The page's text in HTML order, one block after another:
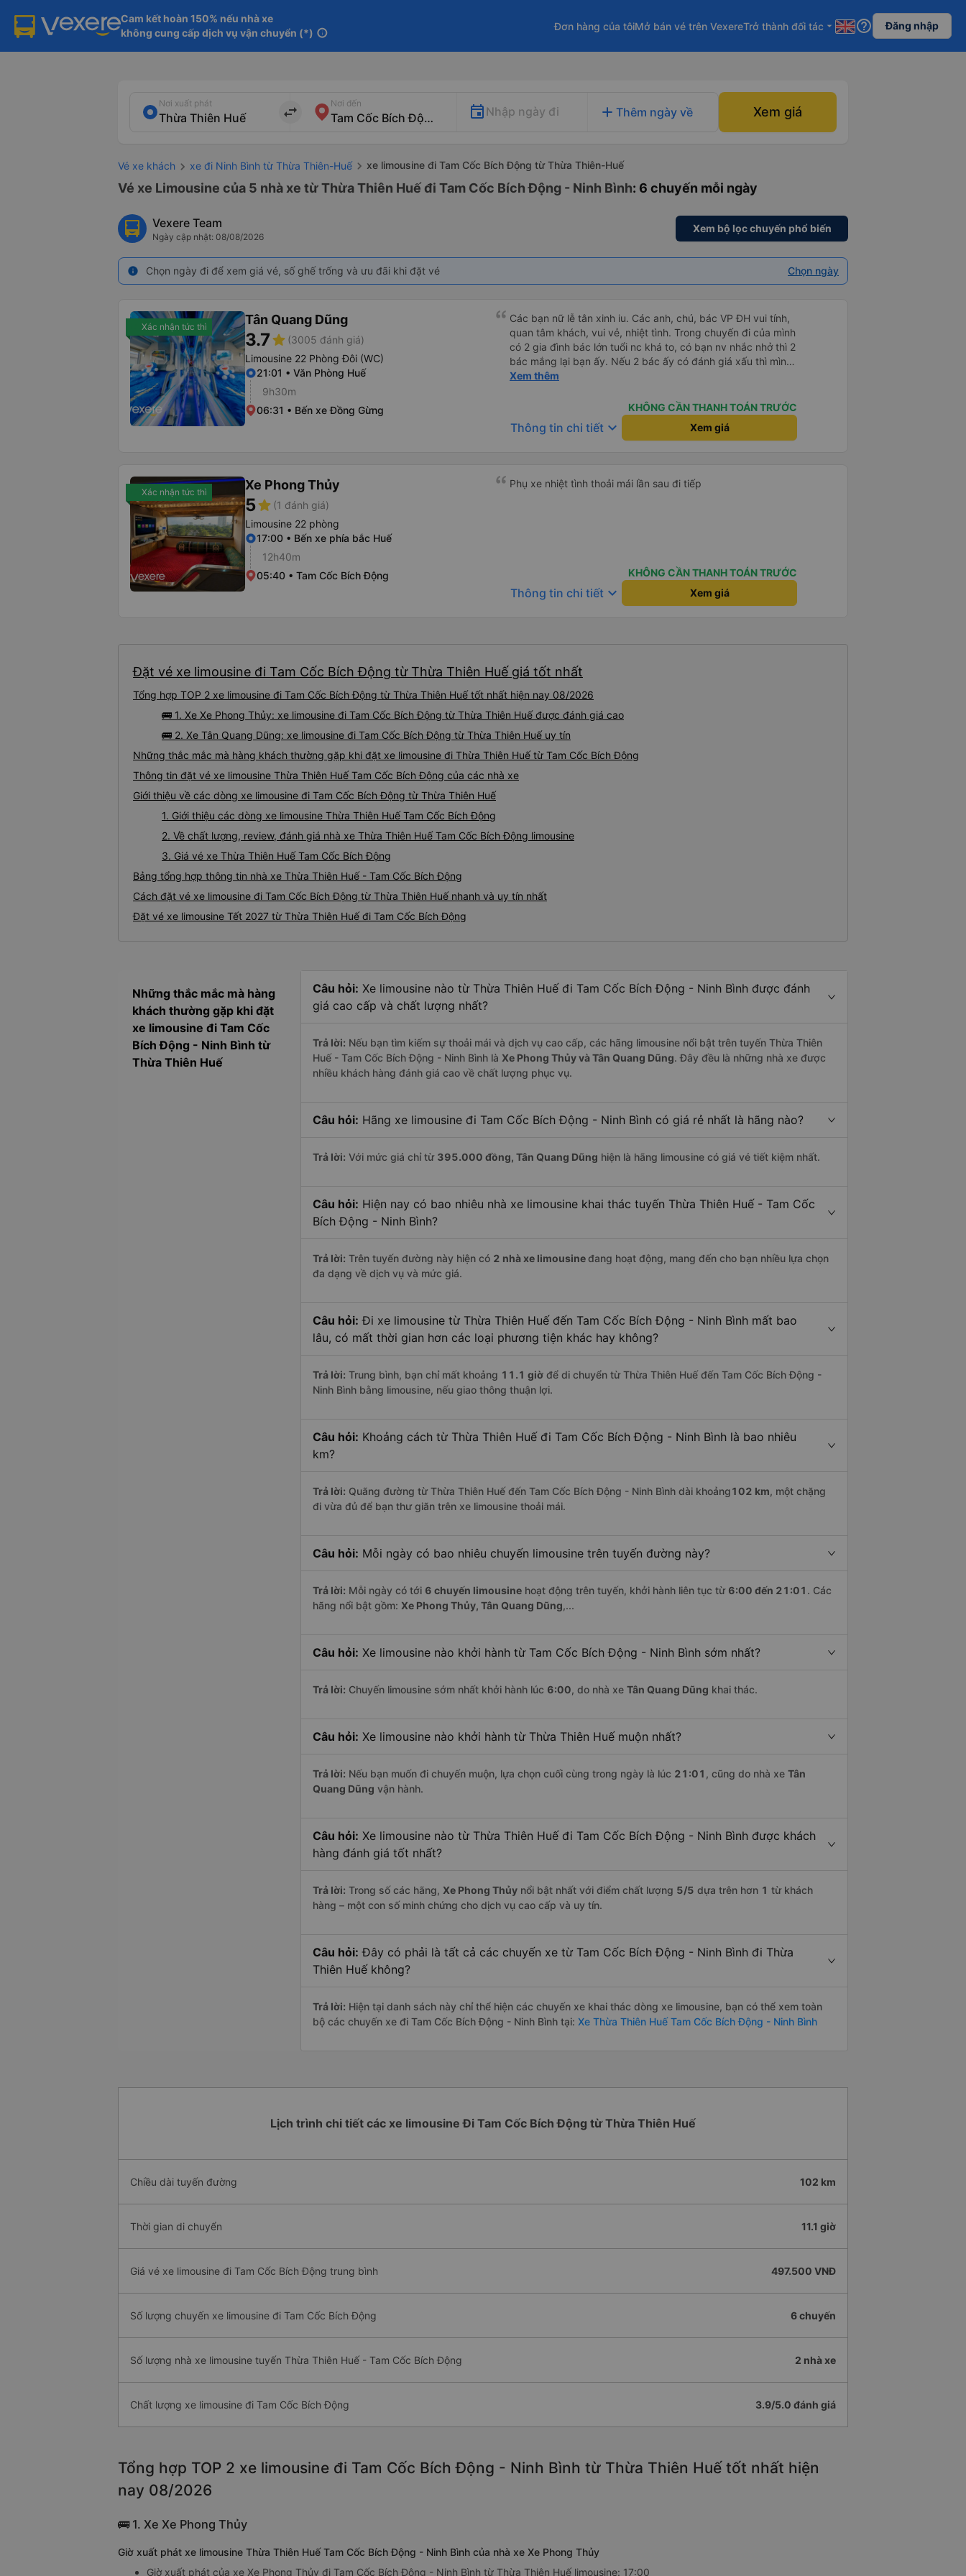
Cam kết hoàn 150% nếu nhà xe
không cung cấp dịch vụ vận chuyển (*) info
Đơn hàng của tôiMở bán vé trên VexereTrở thành đối tác arrow_drop_down help_outline Đăng nhập
Nơi xuất phát
import_export
Nơi đến
Nhập ngày đi add Thêm ngày về Xem giá
Vé xe khách xe đi Ninh Bình từ Thừa Thiên-Huế xe limousine đi Tam Cốc Bích Động từ Thừa Thiên-Huế
Vé xe Limousine của 5 nhà xe từ Thừa Thiên Huế đi Tam Cốc Bích Động - Ninh Bình: 6 chuyến mỗi ngày
Vexere Team
Ngày cập nhật: 08/08/2026
Xem bộ lọc chuyến phổ biến
info Chọn ngày đi để xem giá vé, số ghế trống và ưu đãi khi đặt vé Chọn ngày
Xác nhận tức thì Tân Quang Dũng
3.7star (3005 đánh giá)
Limousine 22 Phòng Đôi (WC)
21:01 • Văn Phòng Huế
9h30m
06:31 • Bến xe Đồng Gừng
Các bạn nữ lễ tân xinh iu. Các anh, chú, bác VP ĐH vui tính,
quan tâm khách, vui vẻ, nhiệt tình. Trong chuyến đi của mình
có 2 gia đình bác lớn tuổi nc khá to, có bạn nv nhắc nhở thì 2
bác mắng lại bạn ấy. Nếu 2 bác ấy có đánh giá xấu thì mình
ngược lại nha. Bạn ấy nhắc nhở rất đúng. 2 bác nói rất to. To
nhau xuất hiện trong giấc mơ của mình luôn. Nên nếu bạn ấy
bị phản ánh thì đừng trừ lương bạn ấy nha. Nếu bạn ấy bị trừ
thì bảo bạn ấy liên hệ sđt của mình, mình hỗ trợ ạ. Số mình
(một mình) yêu luôn. Nhưng phòng đôi mà nằm một thì mỗi
lần xe rẽ 1 cái là ✈️ Ít đi xe khách nhưng đủ để đánh giá
Xem thêm
KHÔNG CẦN THANH TOÁN TRƯỚC
Thông tin chi tiết keyboard_arrow_down Xem giá
Xác nhận tức thì Xe Phong Thủy
5star (1 đánh giá)
Limousine 22 phòng
17:00 • Bến xe phía bắc Huế
12h40m
05:40 • Tam Cốc Bích Động
Phụ xe nhiệt tình thoải mái lần sau đi tiếp
KHÔNG CẦN THANH TOÁN TRƯỚC
Thông tin chi tiết keyboard_arrow_down Xem giá
Đặt vé xe limousine đi Tam Cốc Bích Động từ Thừa Thiên Huế giá tốt nhất
Tổng hợp TOP 2 xe limousine đi Tam Cốc Bích Động từ Thừa Thiên Huế tốt nhất hiện nay 08/2026
🚌 1. Xe Xe Phong Thủy: xe limousine đi Tam Cốc Bích Động từ Thừa Thiên Huế được đánh giá cao
🚌 2. Xe Tân Quang Dũng: xe limousine đi Tam Cốc Bích Động từ Thừa Thiên Huế uy tín
Những thắc mắc mà hàng khách thường gặp khi đặt xe limousine đi Thừa Thiên Huế từ Tam Cốc Bích Động
Thông tin đặt vé xe limousine Thừa Thiên Huế Tam Cốc Bích Động của các nhà xe
Giới thiệu về các dòng xe limousine đi Tam Cốc Bích Động từ Thừa Thiên Huế
1. Giới thiệu các dòng xe limousine Thừa Thiên Huế Tam Cốc Bích Động
2. Về chất lượng, review, đánh giá nhà xe Thừa Thiên Huế Tam Cốc Bích Động limousine
3. Giá vé xe Thừa Thiên Huế Tam Cốc Bích Động
Bảng tổng hợp thông tin nhà xe Thừa Thiên Huế - Tam Cốc Bích Động
Cách đặt vé xe limousine đi Tam Cốc Bích Động từ Thừa Thiên Huế nhanh và uy tín nhất
Đặt vé xe limousine Tết 2027 từ Thừa Thiên Huế đi Tam Cốc Bích Động
Những thắc mắc mà hàng
khách thường gặp khi đặt
xe limousine đi Tam Cốc
Bích Động - Ninh Bình từ
Thừa Thiên Huế
Câu hỏi: Xe limousine nào từ Thừa Thiên Huế đi Tam Cốc Bích Động - Ninh Bình được đánh
giá cao cấp và chất lượng nhất?
Trả lời: Nếu bạn tìm kiếm sự thoải mái và dịch vụ cao cấp, các hãng limousine nổi bật trên tuyến Thừa Thiên
Huế - Tam Cốc Bích Động - Ninh Bình là Xe Phong Thủy và Tân Quang Dũng. Đây đều là những nhà xe được
nhiều khách hàng đánh giá cao về chất lượng phục vụ.
Câu hỏi: Hãng xe limousine đi Tam Cốc Bích Động - Ninh Bình có giá rẻ nhất là hãng nào?
Trả lời: Với mức giá chỉ từ 395.000 đồng, Tân Quang Dũng hiện là hãng limousine có giá vé tiết kiệm nhất.
Câu hỏi: Hiện nay có bao nhiêu nhà xe limousine khai thác tuyến Thừa Thiên Huế - Tam Cốc
Bích Động - Ninh Bình?
Trả lời: Trên tuyến đường này hiện có 2 nhà xe limousineđang hoạt động, mang đến cho bạn nhiều lựa chọn
đa dạng về dịch vụ và mức giá.
Câu hỏi: Đi xe limousine từ Thừa Thiên Huế đến Tam Cốc Bích Động - Ninh Bình mất bao
lâu, có mất thời gian hơn các loại phương tiện khác hay không?
Trả lời: Trung bình, bạn chỉ mất khoảng 11.1 giờ để di chuyển từ Thừa Thiên Huế đến Tam Cốc Bích Động -
Ninh Bình bằng limousine, nếu giao thông thuận lợi.
Câu hỏi: Khoảng cách từ Thừa Thiên Huế đi Tam Cốc Bích Động - Ninh Bình là bao nhiêu
km?
Trả lời: Quãng đường từ Thừa Thiên Huế đến Tam Cốc Bích Động - Ninh Bình dài khoảng102 km, một chặng
đi vừa đủ để bạn thư giãn trên xe limousine thoải mái.
Câu hỏi: Mỗi ngày có bao nhiêu chuyến limousine trên tuyến đường này?
Trả lời: Mỗi ngày có tới 6 chuyến limousine hoạt động trên tuyến, khởi hành liên tục từ 6:00 đến 21:01 . Các
hãng nổi bật gồm: Xe Phong Thủy, Tân Quang Dũng,...
Câu hỏi: Xe limousine nào khởi hành từ Tam Cốc Bích Động - Ninh Bình sớm nhất?
Trả lời: Chuyến limousine sớm nhất khởi hành lúc 6:00, do nhà xe Tân Quang Dũng khai thác.
Câu hỏi: Xe limousine nào khởi hành từ Thừa Thiên Huế muộn nhất?
Trả lời: Nếu bạn muốn đi chuyến muộn, lựa chọn cuối cùng trong ngày là lúc 21:01 , cũng do nhà xe Tân
Quang Dũng vận hành.
Câu hỏi: Xe limousine nào từ Thừa Thiên Huế đi Tam Cốc Bích Động - Ninh Bình được khách
hàng đánh giá tốt nhất?
Trả lời: Trong số các hãng, Xe Phong Thủy nổi bật nhất với điểm chất lượng 5/5 dựa trên hơn 1 từ khách
hàng – một con số minh chứng cho dịch vụ cao cấp và uy tín.
Câu hỏi: Đây có phải là tất cả các chuyến xe từ Tam Cốc Bích Động - Ninh Bình đi Thừa
Thiên Huế không?
Trả lời: Hiện tại danh sách này chỉ thể hiện các chuyến xe khai thác dòng xe limousine, bạn có thể xem toàn
bộ các chuyến xe đi Tam Cốc Bích Động - Ninh Bình tại: Xe Thừa Thiên Huế Tam Cốc Bích Động - Ninh Bình
Lịch trình chi tiết các xe limousine Đi Tam Cốc Bích Động từ Thừa Thiên Huế
Chiều dài tuyến đường 102 km
Thời gian di chuyển 11.1 giờ
Giá vé xe limousine đi Tam Cốc Bích Động trung bình 497.500 VNĐ
Số lượng chuyến xe limousine đi Tam Cốc Bích Động 6 chuyến
Số lượng nhà xe limousine tuyến Thừa Thiên Huế - Tam Cốc Bích Động 2 nhà xe
Chất lượng xe limousine đi Tam Cốc Bích Động 3.9/5.0 đánh giá
Tổng hợp TOP 2 xe limousine đi Tam Cốc Bích Động - Ninh Bình từ Thừa Thiên Huế tốt nhất hiện
nay 08/2026
🚌 1. Xe Xe Phong Thủy
Giờ xuất phát xe limousine Thừa Thiên Huế Tam Cốc Bích Động - Ninh Bình của nhà xe Xe Phong Thủy
Giờ xuất phát của xe Xe Phong Thủy đi Tam Cốc Bích Động - Ninh Bình từ Thừa Thiên Huế limousine: 17:00